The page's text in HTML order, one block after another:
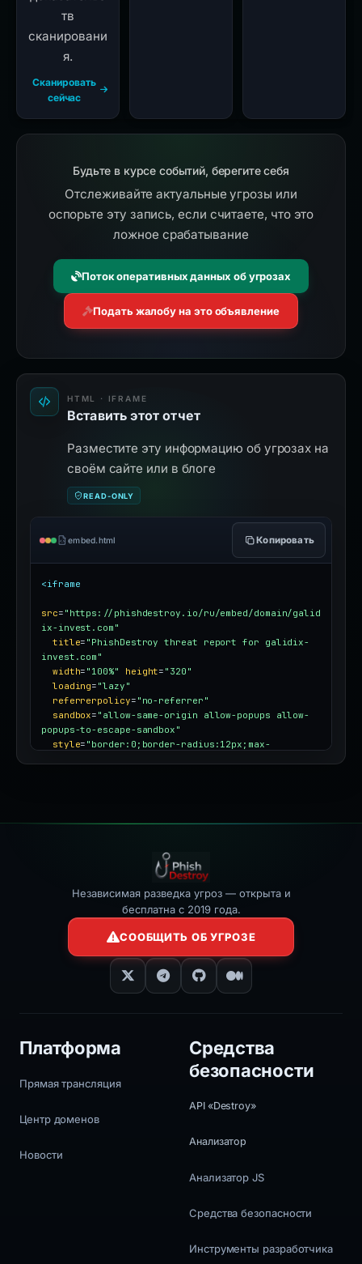
тв
сканировани
я.
Сканировать
сейчас
Будьте в курсе событий, берегите себя
Отслеживайте актуальные угрозы или
оспорьте эту запись, если считаете, что это
ложное срабатывание
Поток оперативных данных об угрозах
Подать жалобу на это объявление
HTML · IFRAME
Вставить этот отчет
Разместите эту информацию об угрозах на
своём сайте или в блоге
READ-ONLY
embed.html Копировать
<iframe
src= "https://phishdestroy.io/ru/embed/domain/galid
ix-invest.com"
title= "PhishDestroy threat report for galidix-
invest.com"
width= "100%" height= "320"
loading= "lazy"
referrerpolicy= "no-referrer"
sandbox= "allow-same-origin allow-popups allow-
popups-to-escape-sandbox"
style= "border:0;border-radius:12px;max-
Независимая разведка угроз — открыта и
бесплатна с 2019 года.
СООБЩИТЬ ОБ УГРОЗЕ
Платформа
Прямая трансляция
Центр доменов
Новости
Средства
безопасности
API «Destroy»
Анализатор
Анализатор JS
Средства безопасности
Инструменты разработчика